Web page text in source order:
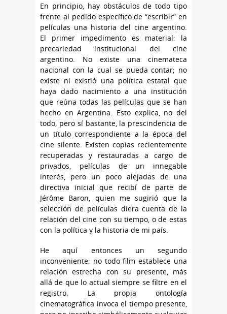
En principio, hay obstáculos de todo tipo
frente al pedido específico de “escribir” en
películas una historia del cine argentino.
El primer impedimento es material: la
precariedad institucional del cine
argentino. No existe una cinemateca
nacional con la cual se pueda contar; no
existe ni existió una política estatal que
haya dado nacimiento a una institución
que reúna todas las películas que se han
hecho en Argentina. Esto explica, no del
todo, pero sí bastante, la prescindencia de
un título correspondiente a la época del
cine silente. Existen copias recientemente
recuperadas y restauradas a cargo de
privados, películas de un innegable
interés, pero un poco alejadas de una
directiva inicial que recibí de parte de
Jérôme Baron, quien me sugirió que la
selección de películas diera cuenta de la
relación del cine con su tiempo, o de estas
con la política y la historia de mi país.
He aquí entonces un segundo
inconveniente: no todo film establece una
relación estrecha con su presente, más
allá de que lo actual siempre se filtre en el
registro. La propia ontología
cinematográfica invoca el tiempo presente,